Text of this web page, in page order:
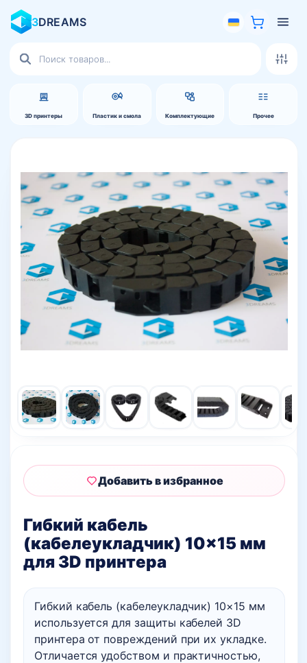
3DREAMS
3D принтеры Пластик и смола Комплектующие Прочее
товаров
Гибкий кабель
(кабелеукладчик) 10×15 мм
для 3D принтера
Гибкий кабель (кабелеукладчик) 10×15 мм
используется для защиты кабелей 3D
принтера от повреждений при их укладке.
Отличается удобством и практичностью,
Добавить в избранное